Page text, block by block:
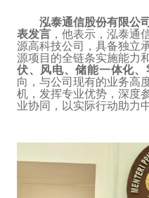
泓泰通信股份有限公
表发言 ，他表示，泓泰通
源高科技公司，具备独立
源项目的全链条实施能力
伏、风电、储能一体化
向，与公司现有的业务高
机，发挥专业优势，深度
业协同，以实际行动助力